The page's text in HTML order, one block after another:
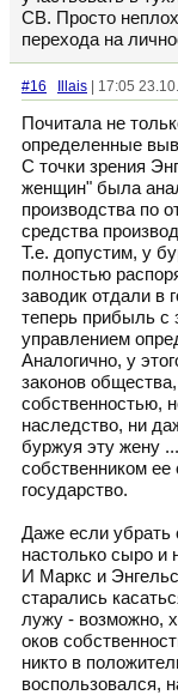
СВ. Просто
перехода на
#16 Illais | 17:05
Почитала не
определенные
С точки зрения
женщин" была
производства по
средства
Т.е. допустим, у
полностью
заводик отдали в
теперь прибыль с
управлением
Аналогично, у
законов
собственностью,
наследство, ни
буржуя эту жену
собственником
государство.
Даже если убрать
настолько сыро и
И Маркс и
старались
лужу - возможно,
оков
никто в
воспользовался,